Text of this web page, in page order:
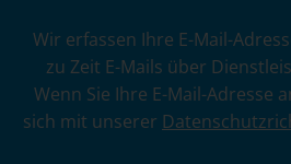
e
Wir erfassen Ihre E-Mail-
zu Zeit E-Mails über
Wenn Sie Ihre E-Mail-Adresse
sich mit unserer